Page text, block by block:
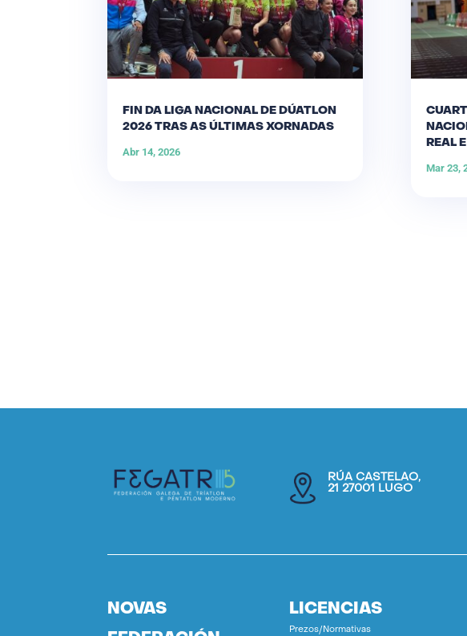
FIN DA LIGA NACIONAL DE DÚATLON
2026 TRAS AS ÚLTIMAS XORNADAS
Abr 14, 2026
REAL
Mar 23,
RÚA CASTELAO,
21 27001 LUGO
NOVAS
LICENCIAS
Prezos/Normativas